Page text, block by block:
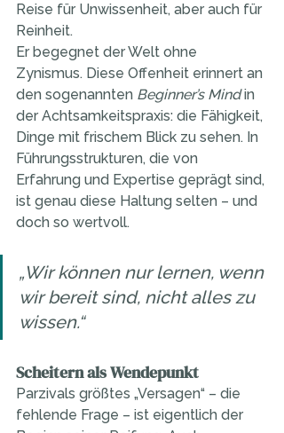
Reise für Unwissenheit, aber auch für
Reinheit.
Er begegnet der Welt ohne
Zynismus. Diese Offenheit erinnert an
den sogenannten Beginner’s Mind in
der Achtsamkeitspraxis: die Fähigkeit,
Dinge mit frischem Blick zu sehen. In
Führungsstrukturen, die von
Erfahrung und Expertise geprägt sind,
ist genau diese Haltung selten – und
doch so wertvoll.
„Wir können nur lernen, wenn
wir bereit sind, nicht alles zu
wissen.“
Scheitern als Wendepunkt
Parzivals größtes „Versagen“ – die
fehlende Frage – ist eigentlich der